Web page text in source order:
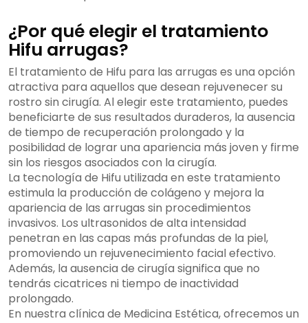
¿Por qué elegir el tratamiento
Hifu arrugas?
El tratamiento de Hifu para las arrugas es una opción
atractiva para aquellos que desean rejuvenecer su
rostro sin cirugía. Al elegir este tratamiento, puedes
beneficiarte de sus resultados duraderos, la ausencia
de tiempo de recuperación prolongado y la
posibilidad de lograr una apariencia más joven y firme
sin los riesgos asociados con la cirugía.
La tecnología de Hifu utilizada en este tratamiento
estimula la producción de colágeno y mejora la
apariencia de las arrugas sin procedimientos
invasivos. Los ultrasonidos de alta intensidad
penetran en las capas más profundas de la piel,
promoviendo un rejuvenecimiento facial efectivo.
Además, la ausencia de cirugía significa que no
tendrás cicatrices ni tiempo de inactividad
prolongado.
En nuestra clínica de Medicina Estética, ofrecemos un